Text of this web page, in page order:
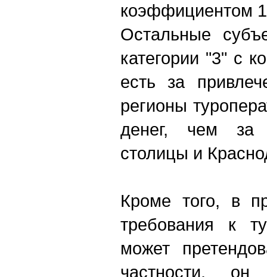
коэффициентом
Остальные
категории "3" с
есть за
регионы
денег, чем за
столицы и
Кроме того, в
требования к
может
частности,